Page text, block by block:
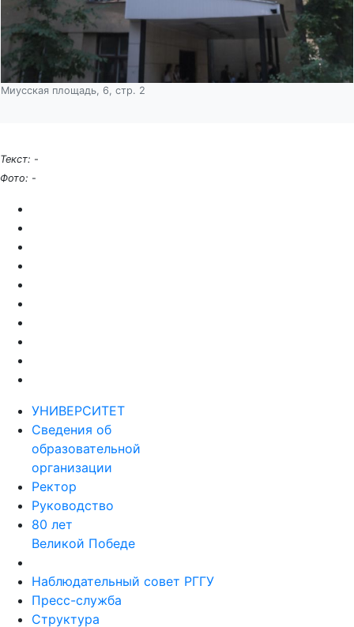
Миусская площадь, 6, стр. 2
Текст: -
Фото: -
УНИВЕРСИТЕТ
Сведения об
образовательной
организации
Ректор
Руководство
80 лет
Великой Победе
Наблюдательный совет РГГУ
Пресс-служба
Структура